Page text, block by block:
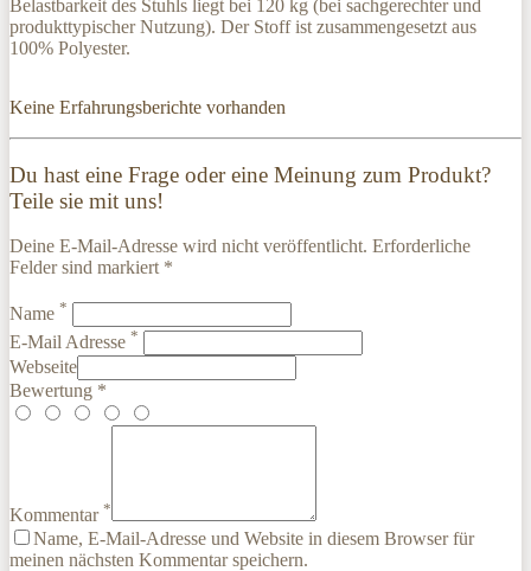
Belastbarkeit des Stuhls liegt bei 120 kg (bei sachgerechter und
produkttypischer Nutzung). Der Stoff ist zusammengesetzt aus
100% Polyester.
Keine Erfahrungsberichte vorhanden
Du hast eine Frage oder eine Meinung zum Produkt?
Teile sie mit uns!
Deine E-Mail-Adresse wird nicht veröffentlicht. Erforderliche
Felder sind markiert *
Name *
E-Mail Adresse *
Webseite
Bewertung *
Kommentar *
Name, E-Mail-Adresse und Website in diesem Browser für
meinen nächsten Kommentar speichern.